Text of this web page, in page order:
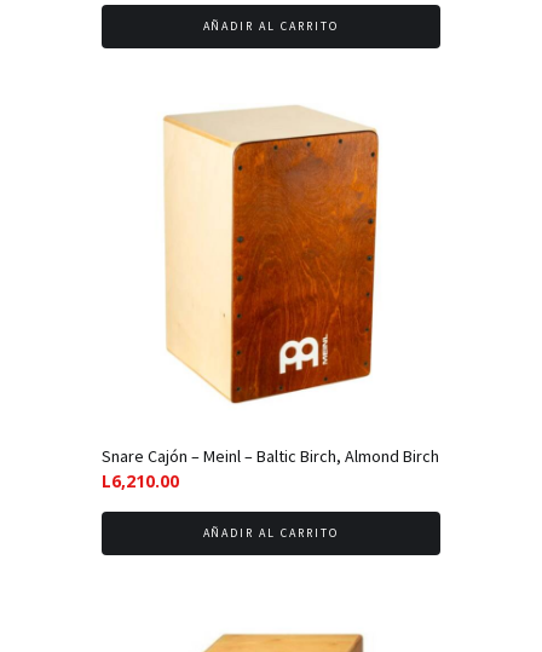
AÑADIR AL CARRITO
Snare Cajón – Meinl – Baltic Birch, Almond Birch
L6,210.00
AÑADIR AL CARRITO